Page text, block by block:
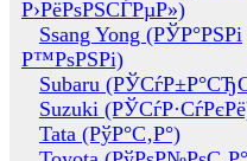
Р›РёРѕРЅСЃРµР»)
Ssang Yong (РЎР°РЅРі
Р™РѕРЅРі)
Subaru
Suzuki
Tata (РўР°С‚Р°)